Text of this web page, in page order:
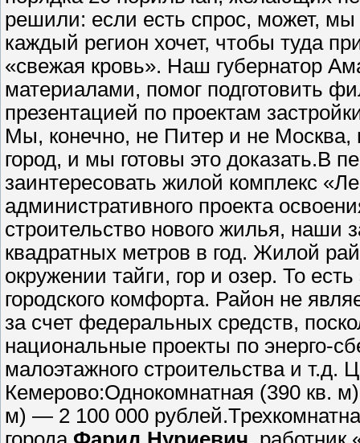
решили: если есть спрос, может,
каждый регион хочет, чтобы туда
«свежая кровь». Наш губернатор
материалами, помог подготовить
презентацией по проектам
Мы, конечно, не Питер и не
город, и мы готовы это доказать.В
заинтересовать жилой комплекс
административного проекта
строительство нового жилья,
квадратных метров в год. Жилой
окружении тайги, гор и озер. То
городского комфорта. Район не
за счет федеральных средств,
национальные проекты по энерго-
малоэтажного строительства и т.д.
Кемерово:Однокомнатная (390 кв.
м) — 2 100 000